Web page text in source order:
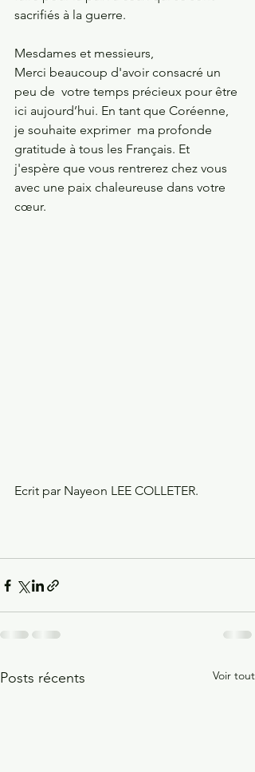
sacrifiés à la guerre.
Mesdames et messieurs,
Merci beaucoup d'avoir consacré un
peu de  votre temps précieux pour être
ici aujourd’hui. En tant que Coréenne,
je souhaite exprimer  ma profonde
gratitude à tous les Français. Et
j'espère que vous rentrerez chez vous
avec une paix chaleureuse dans votre
cœur.
Ecrit par Nayeon LEE COLLETER.
Posts récents Voir tout